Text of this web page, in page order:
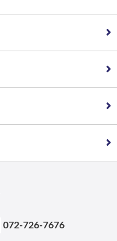
072-726-7676